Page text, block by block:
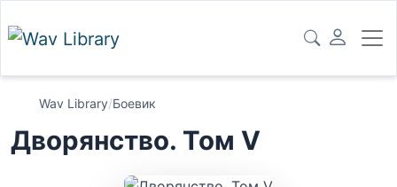
Wav Library/Боевик
Дворянство. Том V